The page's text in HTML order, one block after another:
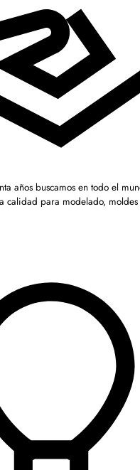
años buscamos en todo el
calidad para modelado,